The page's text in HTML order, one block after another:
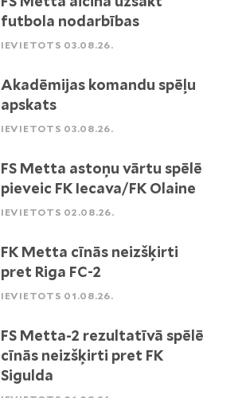
futbola nodarbības
IEVIETOTS 03.08.26.
Akadēmijas komandu spēļu
apskats
IEVIETOTS 03.08.26.
FS Metta astoņu vārtu spēlē
pieveic FK Iecava/FK Olaine
IEVIETOTS 02.08.26.
FK Metta cīnās neizšķirti
pret Riga FC-2
IEVIETOTS 01.08.26.
FS Metta-2 rezultatīvā spēlē
cīnās neizšķirti pret FK
Sigulda